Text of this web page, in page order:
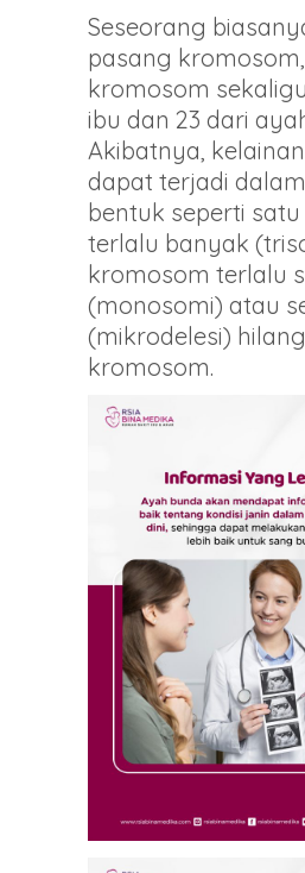
Seseorang
pasang
kromosom
ibu dan 23 dari
Akibatnya,
dapat terjadi
bentuk seperti
terlalu banyak
kromosom terlalu
(monosomi) atau
(mikrodelesi)
kromosom.